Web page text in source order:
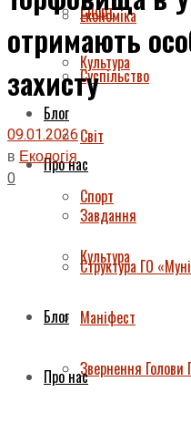
Спорт
Культура
Блог
Про нас
Завдання
Структура ГО
Маніфест
Звернення Голови
Економіка
Суспільство
Світ
Спорт
Культура
Блог
Про нас
отримають
захисту
09.01.2026
в Екологія
0